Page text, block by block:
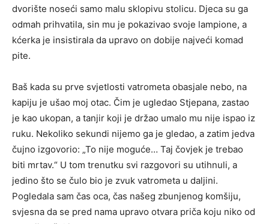
dvorište noseći samo malu sklopivu stolicu. Djeca su ga
odmah prihvatila, sin mu je pokazivao svoje lampione, a
kćerka je insistirala da upravo on dobije najveći komad
pite.
Baš kada su prve svjetlosti vatrometa obasjale nebo, na
kapiju je ušao moj otac. Čim je ugledao Stjepana, zastao
je kao ukopan, a tanjir koji je držao umalo mu nije ispao iz
ruku. Nekoliko sekundi nijemo ga je gledao, a zatim jedva
čujno izgovorio: „To nije moguće… Taj čovjek je trebao
biti mrtav.“ U tom trenutku svi razgovori su utihnuli, a
jedino što se čulo bio je zvuk vatrometa u daljini.
Pogledala sam čas oca, čas našeg zbunjenog komšiju,
svjesna da se pred nama upravo otvara priča koju niko od